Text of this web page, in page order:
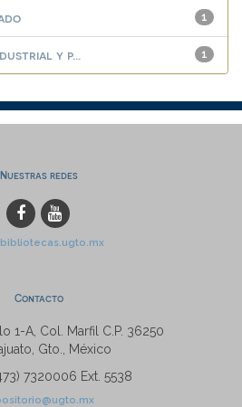
1
1
y p...
Nuestras redes
Contacto
1-A, Col. Marfil C.P. 36250
Gto., México
7320006 Ext. 5538